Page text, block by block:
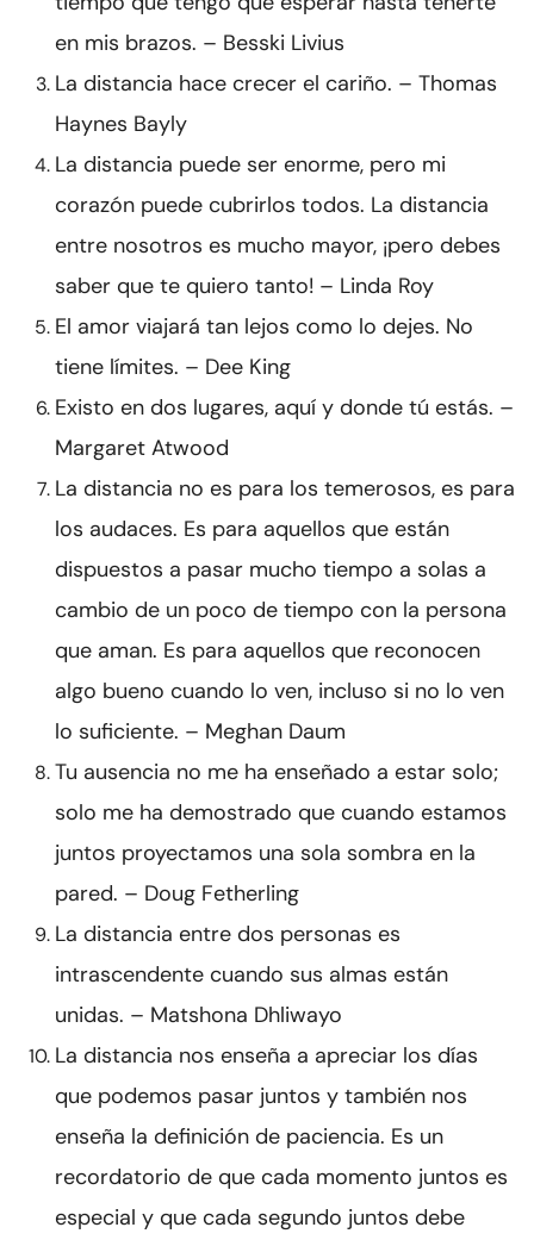
en mis brazos. – Besski Livius
La distancia hace crecer el cariño. – Thomas
Haynes Bayly
La distancia puede ser enorme, pero mi
corazón puede cubrirlos todos. La distancia
entre nosotros es mucho mayor, ¡pero debes
saber que te quiero tanto! – Linda Roy
El amor viajará tan lejos como lo dejes. No
tiene límites. – Dee King
Existo en dos lugares, aquí y donde tú estás. –
Margaret Atwood
La distancia no es para los temerosos, es para
los audaces. Es para aquellos que están
dispuestos a pasar mucho tiempo a solas a
cambio de un poco de tiempo con la persona
que aman. Es para aquellos que reconocen
algo bueno cuando lo ven, incluso si no lo ven
lo suficiente. – Meghan Daum
Tu ausencia no me ha enseñado a estar solo;
solo me ha demostrado que cuando estamos
juntos proyectamos una sola sombra en la
pared. – Doug Fetherling
La distancia entre dos personas es
intrascendente cuando sus almas están
unidas. – Matshona Dhliwayo
La distancia nos enseña a apreciar los días
que podemos pasar juntos y también nos
enseña la definición de paciencia. Es un
recordatorio de que cada momento juntos es
especial y que cada segundo juntos debe